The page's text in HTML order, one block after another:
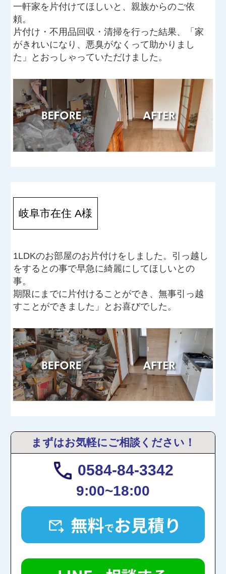
一軒家を片付けてほしいと、親族からのご依
頼。
片付け・不用品回収・清掃を行った結果、「家
がきれいになり、悪臭がなくって助かりまし
た」とおっしゃっていただけました。
岐阜市在住 A様
1LDKのお部屋のお片付けをしました。引っ越し
をするとの事で早急に綺麗にしてほしいとの
事。
期限にまでに片付けることができ、無事引っ越
すことができました」とお喜びでした。
まずはお気軽にご相談ください！
0584-84-3342
9:00~18:00